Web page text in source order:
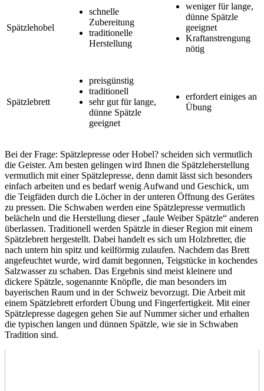
Spätzlehobel
schnelle
Zubereitung
traditionelle
Herstellung
weniger für lange,
dünne Spätzle
geeignet
Kraftanstrengung
nötig
Spätzlebrett
preisgünstig
traditionell
sehr gut für lange,
dünne Spätzle
geeignet
erfordert einiges an
Übung
Bei der Frage: Spätzlepresse oder Hobel? scheiden sich vermutlich
die Geister. Am besten gelingen wird Ihnen die Spätzleherstellung
vermutlich mit einer Spätzlepresse, denn damit lässt sich besonders
einfach arbeiten und es bedarf wenig Aufwand und Geschick, um
die Teigfäden durch die Löcher in der unteren Öffnung des Gerätes
zu pressen. Die Schwaben werden eine Spätzlepresse vermutlich
belächeln und die Herstellung dieser „faule Weiber Spätzle“ anderen
überlassen. Traditionell werden Spätzle in dieser Region mit einem
Spätzlebrett hergestellt. Dabei handelt es sich um Holzbretter, die
nach untern hin spitz und keilförmig zulaufen. Nachdem das Brett
angefeuchtet wurde, wird damit begonnen, Teigstücke in kochendes
Salzwasser zu schaben. Das Ergebnis sind meist kleinere und
dickere Spätzle, sogenannte Knöpfle, die man besonders im
bayerischen Raum und in der Schweiz bevorzugt. Die Arbeit mit
einem Spätzlebrett erfordert Übung und Fingerfertigkeit. Mit einer
Spätzlepresse dagegen gehen Sie auf Nummer sicher und erhalten
die typischen langen und dünnen Spätzle, wie sie in Schwaben
Tradition sind.